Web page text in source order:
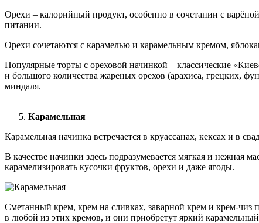
Орехи – калорийный продукт, особенно в сочетании с
питании.
Орехи сочетаются с карамелью и карамельным кремом,
Популярные торты с ореховой начинкой – классические
и большого количества жареных орехов (арахиса, грецких,
миндаля.
Карамельная
Карамельная начинка встречается в круассанах, кексах и в
В качестве начинки здесь подразумевается мягкая и нежная
карамелизировать кусочки фруктов, орехи и даже ягоды.
Сметанный крем, крем на сливках, заварной крем и крем-чиз
в любой из этих кремов, и они приобретут яркий